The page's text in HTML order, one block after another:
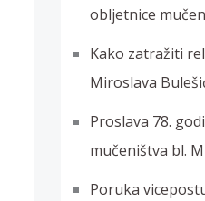
obljetnice
Kako zatražiti
Miroslava
Proslava 78.
mučeništva bl.
Poruka